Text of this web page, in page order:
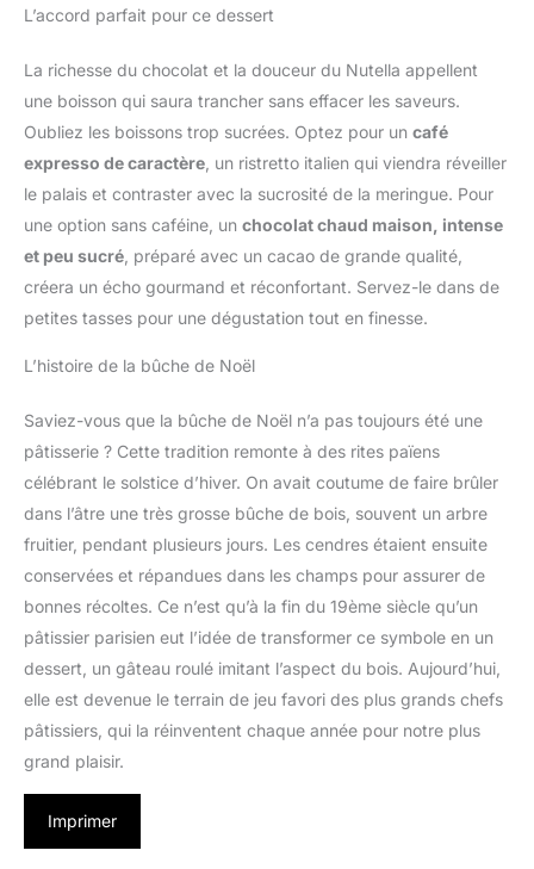
L’accord parfait pour ce dessert
La richesse du chocolat et la douceur du Nutella appellent
une boisson qui saura trancher sans effacer les saveurs.
Oubliez les boissons trop sucrées. Optez pour un café
expresso de caractère , un ristretto italien qui viendra réveiller
le palais et contraster avec la sucrosité de la meringue. Pour
une option sans caféine, un chocolat chaud maison, intense
et peu sucré , préparé avec un cacao de grande qualité,
créera un écho gourmand et réconfortant. Servez-le dans de
petites tasses pour une dégustation tout en finesse.
L’histoire de la bûche de Noël
Saviez-vous que la bûche de Noël n’a pas toujours été une
pâtisserie ? Cette tradition remonte à des rites païens
célébrant le solstice d’hiver. On avait coutume de faire brûler
dans l’âtre une très grosse bûche de bois, souvent un arbre
fruitier, pendant plusieurs jours. Les cendres étaient ensuite
conservées et répandues dans les champs pour assurer de
bonnes récoltes. Ce n’est qu’à la fin du 19ème siècle qu’un
pâtissier parisien eut l’idée de transformer ce symbole en un
dessert, un gâteau roulé imitant l’aspect du bois. Aujourd’hui,
elle est devenue le terrain de jeu favori des plus grands chefs
pâtissiers, qui la réinventent chaque année pour notre plus
grand plaisir.
Imprimer